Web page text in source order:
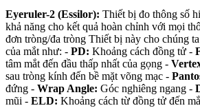
Eyeruler-2 (Essilor): Thiết bị đo thông số
khả năng cho kết quả hoàn chỉnh với mọi
đơn tròng/đa tròng Thiết bị này cho chúng
của mắt như: - PD: Khoảng cách đồng tử -
tâm mắt đến đầu thấp nhất của gọng -
sau tròng kính đến bề mặt võng mạc -
đứng - Wrap Angle: Góc nghiêng ngang -
mũi - ELD: Khoảng cách từ đồng tử đến